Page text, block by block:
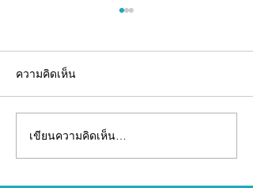
อยากมีแบรนด์อาหาร
เสริม...ไม่จำเป็นต้องเริ่ม
ความคิดเห็น
เขียนความคิดเห็น…